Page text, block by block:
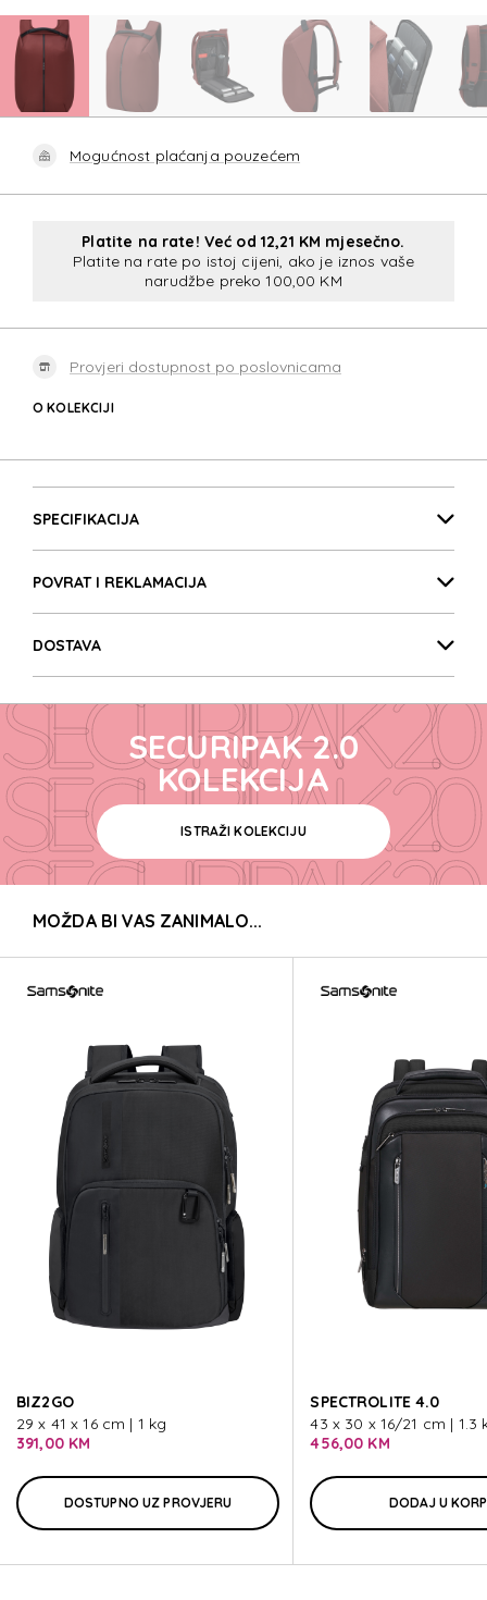
Mogućnost plaćanja pouzećem
Platite na rate! Već od 12,21 KM mjesečno.
Platite na rate po istoj cijeni, ako je iznos vaše
narudžbe preko 100,00 KM
Provjeri dostupnost po poslovnicama
O KOLEKCIJI
SPECIFIKACIJA
POVRAT I REKLAMACIJA
DOSTAVA
SECURIPAK 2.0
SECURIPAK 2.0
SECURIPAK 2.0
SECURIPAK 2.0
SECURIPAK 2.0
SECURIPAK 2.0
SECURIPAK 2.0
SECURIPAK 2.0
SECURIPAK 2.0
SECURIPAK 2.0
SECURIPAK 2.0
SECURIPAK 2.0
SECURIPAK 2.0
SECURIPAK 2.0
KOLEKCIJA
ISTRAŽI KOLEKCIJU
MOŽDA BI VAS ZANIMALO...
BIZ2GO
29 x 41 x 16 cm | 1 kg
391,00 KM
DOSTUPNO UZ PROVJERU
SPECTROLITE 4.0
43 x 30 x 16/21 cm | 1.3
456,00 KM
DODAJ U